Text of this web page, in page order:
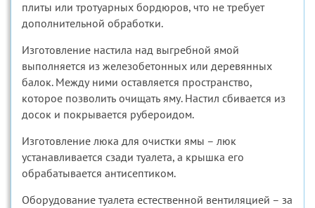
плиты или тротуарных бордюров, что не требует
дополнительной обработки.
Изготовление настила над выгребной ямой
выполняется из железобетонных или деревянных
балок. Между ними оставляется пространство,
которое позволить очищать яму. Настил сбивается из
досок и покрывается рубероидом.
Изготовление люка для очистки ямы – люк
устанавливается сзади туалета, а крышка его
обрабатывается антисептиком.
Оборудование туалета естественной вентиляцией – за